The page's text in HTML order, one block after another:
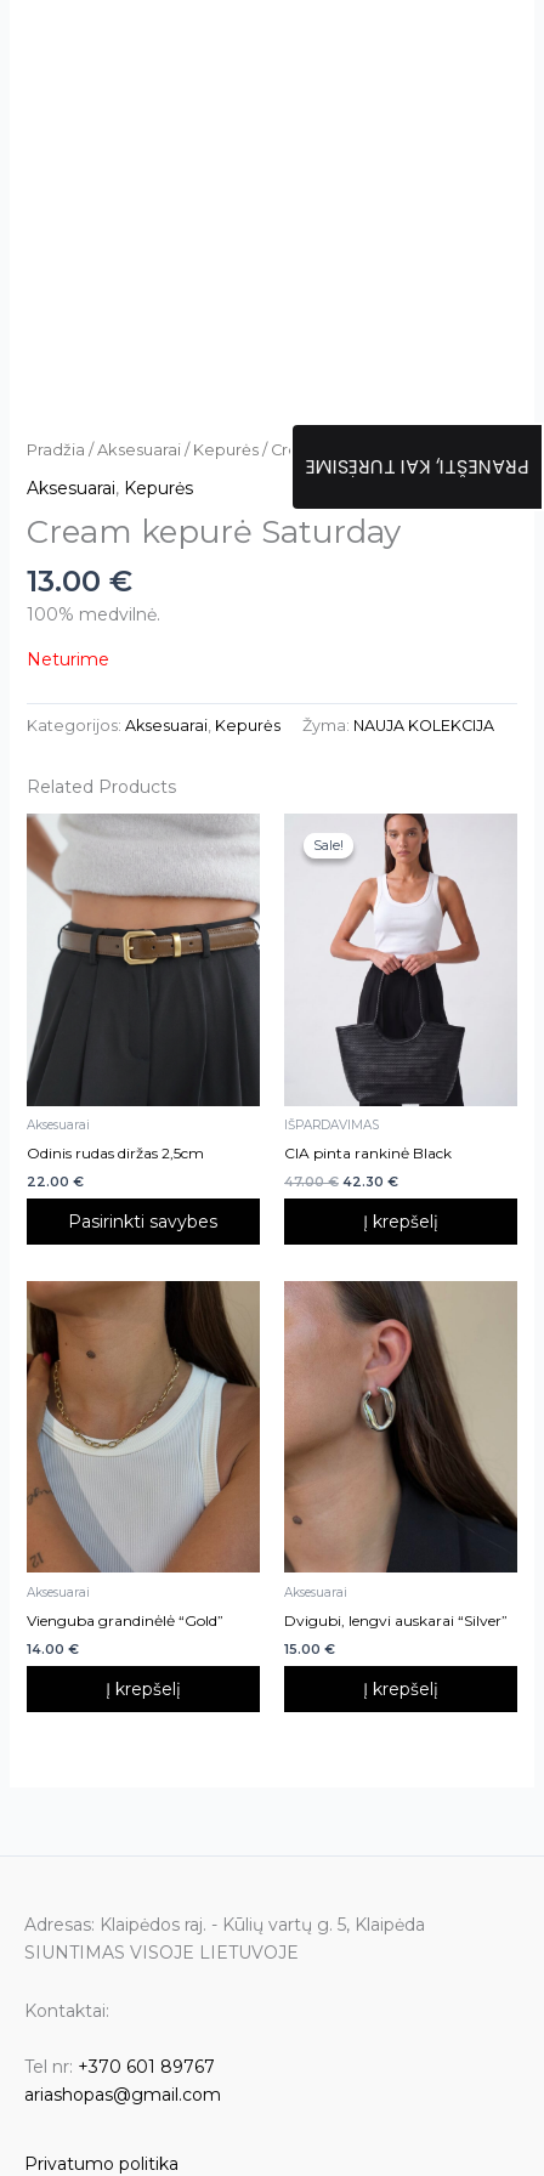
Pradžia / Aksesuarai/ Kepurės/ Cream kepurė Saturday
Aksesuarai, Kepurės
Cream kepurė Saturday
13.00 €
100% medvilnė.
Neturime
Kategorijos: Aksesuarai, Kepurės Žyma: NAUJA KOLEKCIJA
Related Products
Aksesuarai
Odinis rudas diržas 2,5cm
22.00 €
Pasirinkti savybes
This
product
has
multiple
variants.
options
may
be
chosen
on
the
product
page
Sale!
Sale!
IŠPARDAVIMAS
CIA pinta rankinė Black
47.00€ 42.30 €
Į krepšelį
Aksesuarai
Vienguba grandinėlė “Gold”
14.00 €
Į krepšelį
Aksesuarai
Dvigubi, lengvi auskarai “Silver”
15.00 €
Į krepšelį
Adresas: Klaipėdos raj. - Kūlių vartų g. 5, Klaipėda
SIUNTIMAS VISOJE LIETUVOJE
Kontaktai:
Tel nr: +370 601 89767
ariashopas@gmail.com
Privatumo politika
PRANEŠTI, KAI TURĖSIME